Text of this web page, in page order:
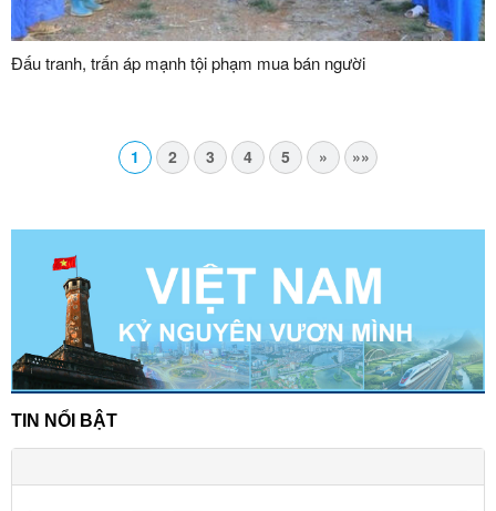
Đấu tranh, trấn áp mạnh tội phạm mua bán người
1 2 3 4 5 » »»
TIN NỔI BẬT